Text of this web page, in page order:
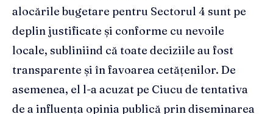
alocările bugetare pentru Sectorul 4 sunt pe
deplin justificate și conforme cu nevoile
locale, subliniind că toate deciziile au fost
transparente și în favoarea cetățenilor. De
asemenea, el l-a acuzat pe Ciucu de tentativa
de a influența opinia publică prin diseminarea